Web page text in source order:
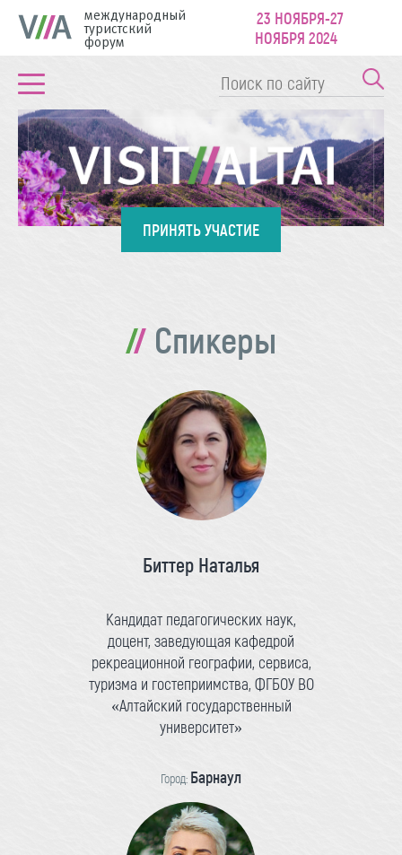
международный
туристский
форум
23 НОЯБРЯ-27
НОЯБРЯ 2024
ПРИНЯТЬ УЧАСТИЕ
Спикеры
Биттер Наталья
Кандидат педагогических наук,
доцент, заведующая кафедрой
рекреационной географии, сервиса,
туризма и гостеприимства, ФГБОУ ВО
«Алтайский государственный
университет»
Город: Барнаул